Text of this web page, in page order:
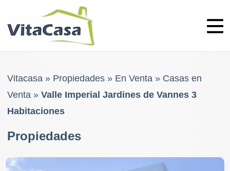
Vitacasa» Propiedades» En Venta» Casas en
Venta» Valle Imperial Jardines de Vannes 3
Habitaciones
Propiedades